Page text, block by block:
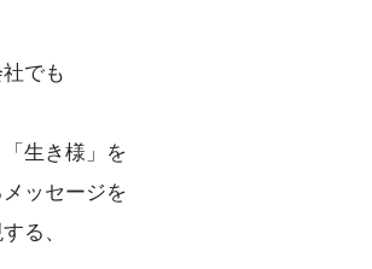
でも
生き様」を
ッセージを
る、